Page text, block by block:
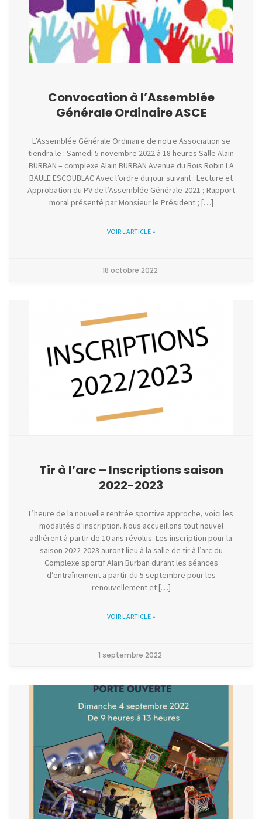
Convocation à l’Assemblée
Générale Ordinaire ASCE
L’Assemblée Générale Ordinaire de notre Association se
tiendra le : Samedi 5 novembre 2022 à 18 heures Salle Alain
BURBAN – complexe Alain BURBAN Avenue du Bois Robin LA
BAULE ESCOUBLAC Avec l’ordre du jour suivant : Lecture et
Approbation du PV de l’Assemblée Générale 2021 ; Rapport
moral présenté par Monsieur le Président ; […]
VOIR L'ARTICLE »
18 octobre 2022
Tir à l’arc – Inscriptions saison
2022-2023
L’heure de la nouvelle rentrée sportive approche, voici les
modalités d’inscription. Nous accueillons tout nouvel
adhérent à partir de 10 ans révolus. Les inscription pour la
saison 2022-2023 auront lieu à la salle de tir à l’arc du
Complexe sportif Alain Burban durant les séances
d’entraînement a partir du 5 septembre pour les
renouvellement et […]
VOIR L'ARTICLE »
1 septembre 2022